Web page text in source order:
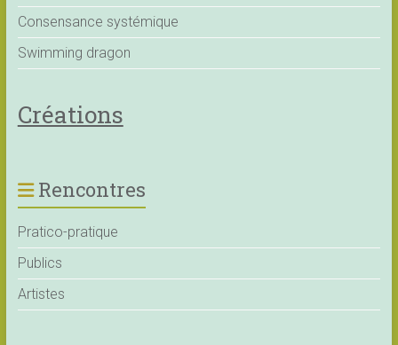
Consensance systémique
Swimming dragon
Créations
Rencontres
Pratico-pratique
Publics
Artistes